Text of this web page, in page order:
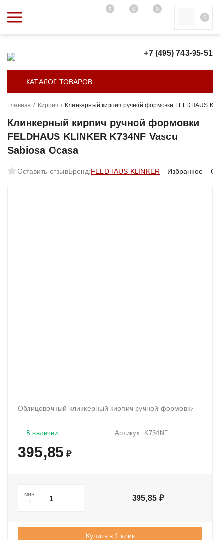
0 0
0
0
+7 (495) 743-95-51
КАТАЛОГ ТОВАРОВ
Главная / Кирпич / Клинкерный кирпич ручной формовки FELDHAUS
Клинкерный кирпич ручной формовки
FELDHAUS KLINKER K734NF Vascu
Sabiosa Ocasa
Оставить отзывБренд:FELDHAUS KLINKER Избранное
Облицовочный клинкерный кирпич ручной формовки
Артикул: K734NF
В наличии
395,85 ₽
мин.
1
395,85 ₽
Купить в 1 клик